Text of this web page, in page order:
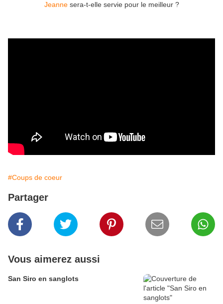
Jeannesera-t-elle servie pour le meilleur ?
#Coups de coeur
Partager
Vous aimerez aussi
San Siro en sanglots